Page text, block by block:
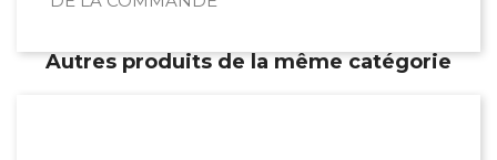
Autres produits de la même catégorie